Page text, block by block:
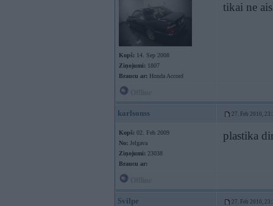
Kopš: 14. Sep 2008
Ziņojumi: 1807
Braucu ar: Honda Accord
tikai ne
karlsonss 27. Feb 2010,
Kopš: 02. Feb 2009
No: Jelgava
Ziņojumi: 23038
Braucu ar:
plastika
Svilpe 27. Feb 2010,